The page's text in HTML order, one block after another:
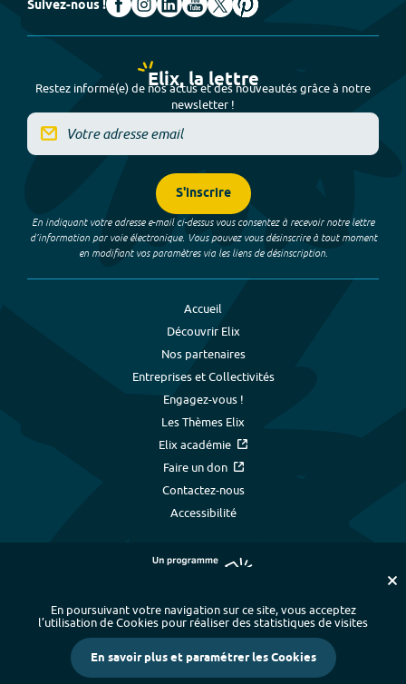
Suivez-nous !
Elix, la lettre
Restez informé(e) de nos actus et des nouveautés grâce à notre
newsletter !
S'inscrire
En indiquant votre adresse e-mail ci-dessus vous consentez à recevoir notre lettre
d’information par voie électronique. Vous pouvez vous désinscrire à tout moment
en modifiant vos paramètres via les liens de désinscription.
Accueil
Découvrir Elix
Nos partenaires
Entreprises et Collectivités
Engagez-vous !
Les Thèmes Elix
Elix académie
Faire un don
Contactez-nous
Accessibilité
Plan du site - Index alphabétique
-
Mentions légales et données personnelles
- Paramétrer les cookies
Crédits
En poursuivant votre navigation sur ce site, vous acceptez
l’utilisation de Cookies pour réaliser des statistiques de visites
En savoir plus et paramétrer les Cookies